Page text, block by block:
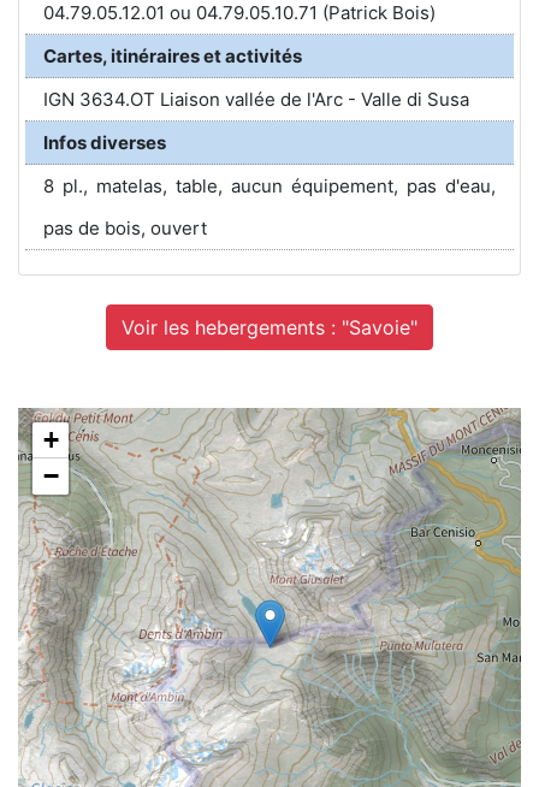
04.79.05.12.01 ou 04.79.05.10.71 (Patrick Bois)
Cartes, itinéraires et activités
IGN 3634.OT Liaison vallée de l'Arc - Valle di Susa
Infos diverses
8 pl., matelas, table, aucun équipement, pas d'eau,
pas de bois, ouvert
Voir les hebergements : "Savoie"
+
−